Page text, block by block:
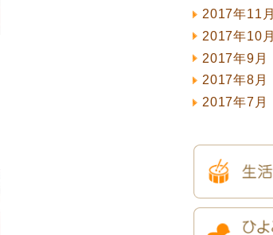
2017年11月
2017年10月
2017年9月
2017年8月
2017年7月